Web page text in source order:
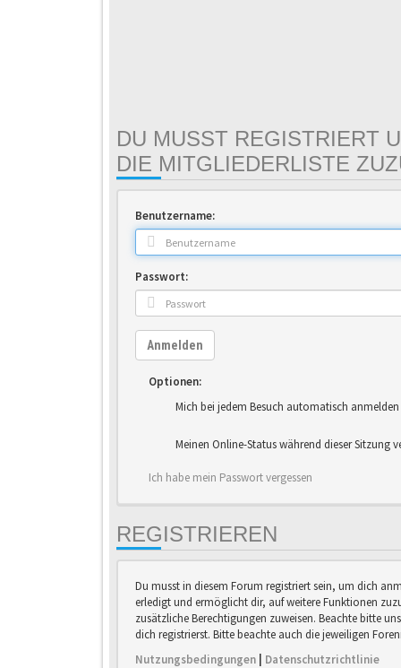
DU MUSST REGISTRIERT
DIE MITGLIEDERLISTE
Benutzername:
Passwort:
Anmelden
Optionen:
Mich bei jedem Besuch automatisch anmelden
Meinen Online-Status während dieser Sitzung
Ich habe mein Passwort vergessen
REGISTRIEREN
Du musst in diesem Forum registriert sein, um dich
erledigt und ermöglicht dir, auf weitere Funktionen
zusätzliche Berechtigungen zuweisen. Beachte bitte
dich registrierst. Bitte beachte auch die jeweiligen
Nutzungsbedingungen
Datenschutzrichtlinie